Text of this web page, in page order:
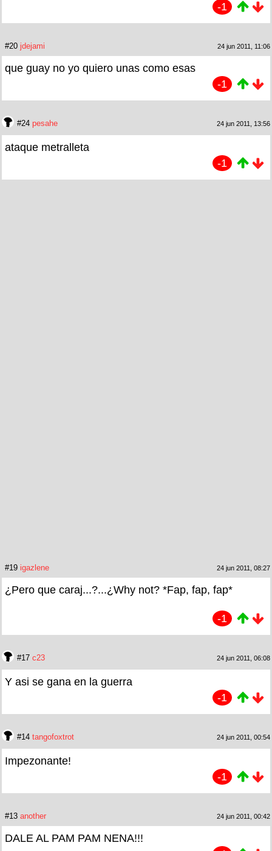
-1
#20 jdejami 24 jun 2011, 11:06
que guay no yo quiero unas como esas
-1
#24 pesahe 24 jun 2011, 13:56
ataque metralleta
-1
#19 igazlene 24 jun 2011, 08:27
¿Pero que caraj...?...¿Why not? *Fap, fap, fap*
-1
#17 c23 24 jun 2011, 06:08
Y asi se gana en la guerra
-1
#14 tangofoxtrot 24 jun 2011, 00:54
Impezonante!
-1
#13 another 24 jun 2011, 00:42
DALE AL PAM PAM NENA!!!